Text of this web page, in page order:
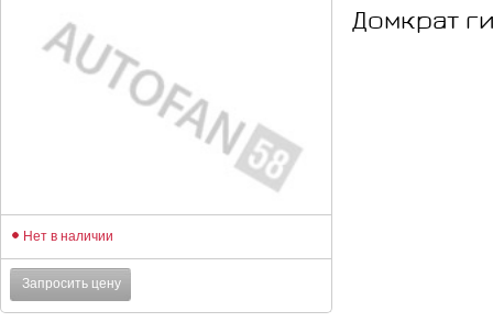
Домкрат
Нет в наличии
Запросить цену